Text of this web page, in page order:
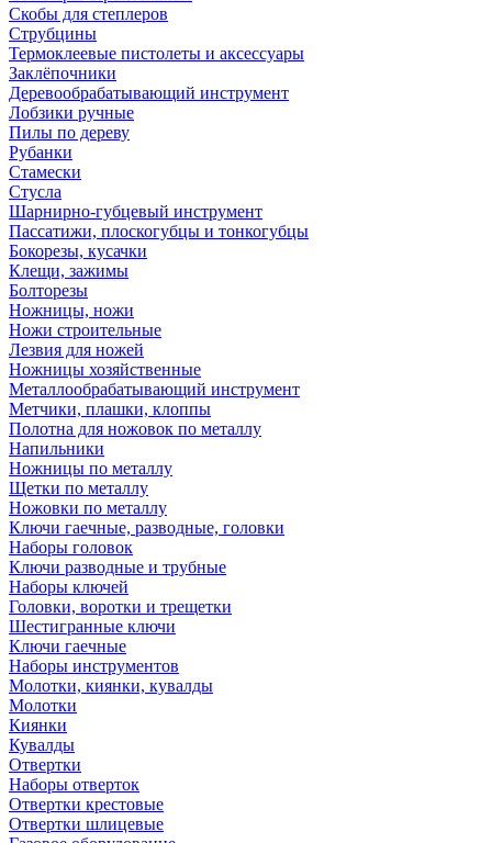
Скобы для степлеров
Струбцины
Термоклеевые пистолеты и аксессуары
Заклёпочники
Деревообрабатывающий инструмент
Лобзики ручные
Пилы по дереву
Рубанки
Стамески
Стусла
Шарнирно-губцевый инструмент
Пассатижи, плоскогубцы и тонкогубцы
Бокорезы, кусачки
Клещи, зажимы
Болторезы
Ножницы, ножи
Ножи строительные
Лезвия для ножей
Ножницы хозяйственные
Металлообрабатывающий инструмент
Метчики, плашки, клоппы
Полотна для ножовок по металлу
Напильники
Ножницы по металлу
Щетки по металлу
Ножовки по металлу
Ключи гаечные, разводные, головки
Наборы головок
Ключи разводные и трубные
Наборы ключей
Головки, воротки и трещетки
Шестигранные ключи
Ключи гаечные
Наборы инструментов
Молотки, киянки, кувалды
Молотки
Киянки
Кувалды
Отвертки
Наборы отверток
Отвертки крестовые
Отвертки шлицевые